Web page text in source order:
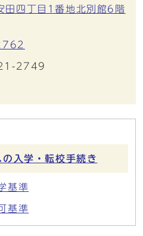
四丁目1番地北別館6階
2749
入学・転校手続き
基準
基準